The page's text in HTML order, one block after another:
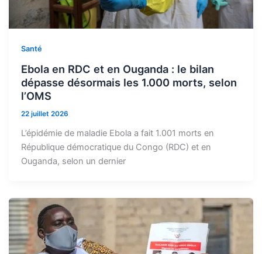
Santé
Ebola en RDC et en Ouganda : le bilan
dépasse désormais les 1.000 morts, selon
l’OMS
22 juillet 2026
L’épidémie de maladie Ebola a fait 1.001 morts en
République démocratique du Congo (RDC) et en
Ouganda, selon un dernier